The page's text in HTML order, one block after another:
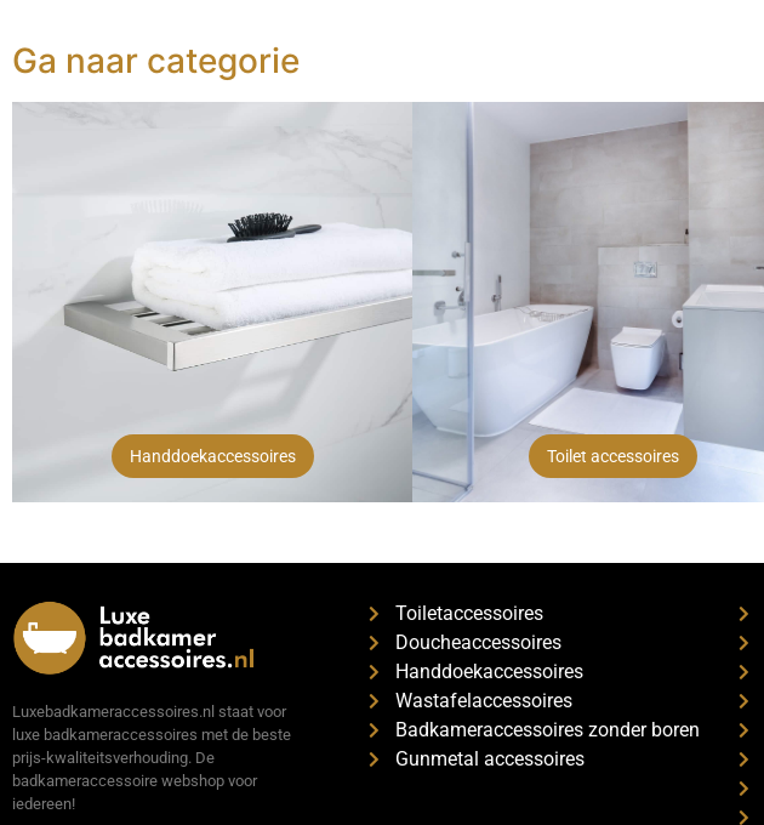
Ga naar categorie
Handdoekaccessoires Toilet accessoires
Luxebadkameraccessoires.nl staat voor
luxe badkameraccessoires met de beste
prijs-kwaliteitsverhouding. De
badkameraccessoire webshop voor
iedereen!
Toiletaccessoires
Doucheaccessoires
Handdoekaccessoires
Wastafelaccessoires
Badkameraccessoires zonder boren
Gunmetal accessoires